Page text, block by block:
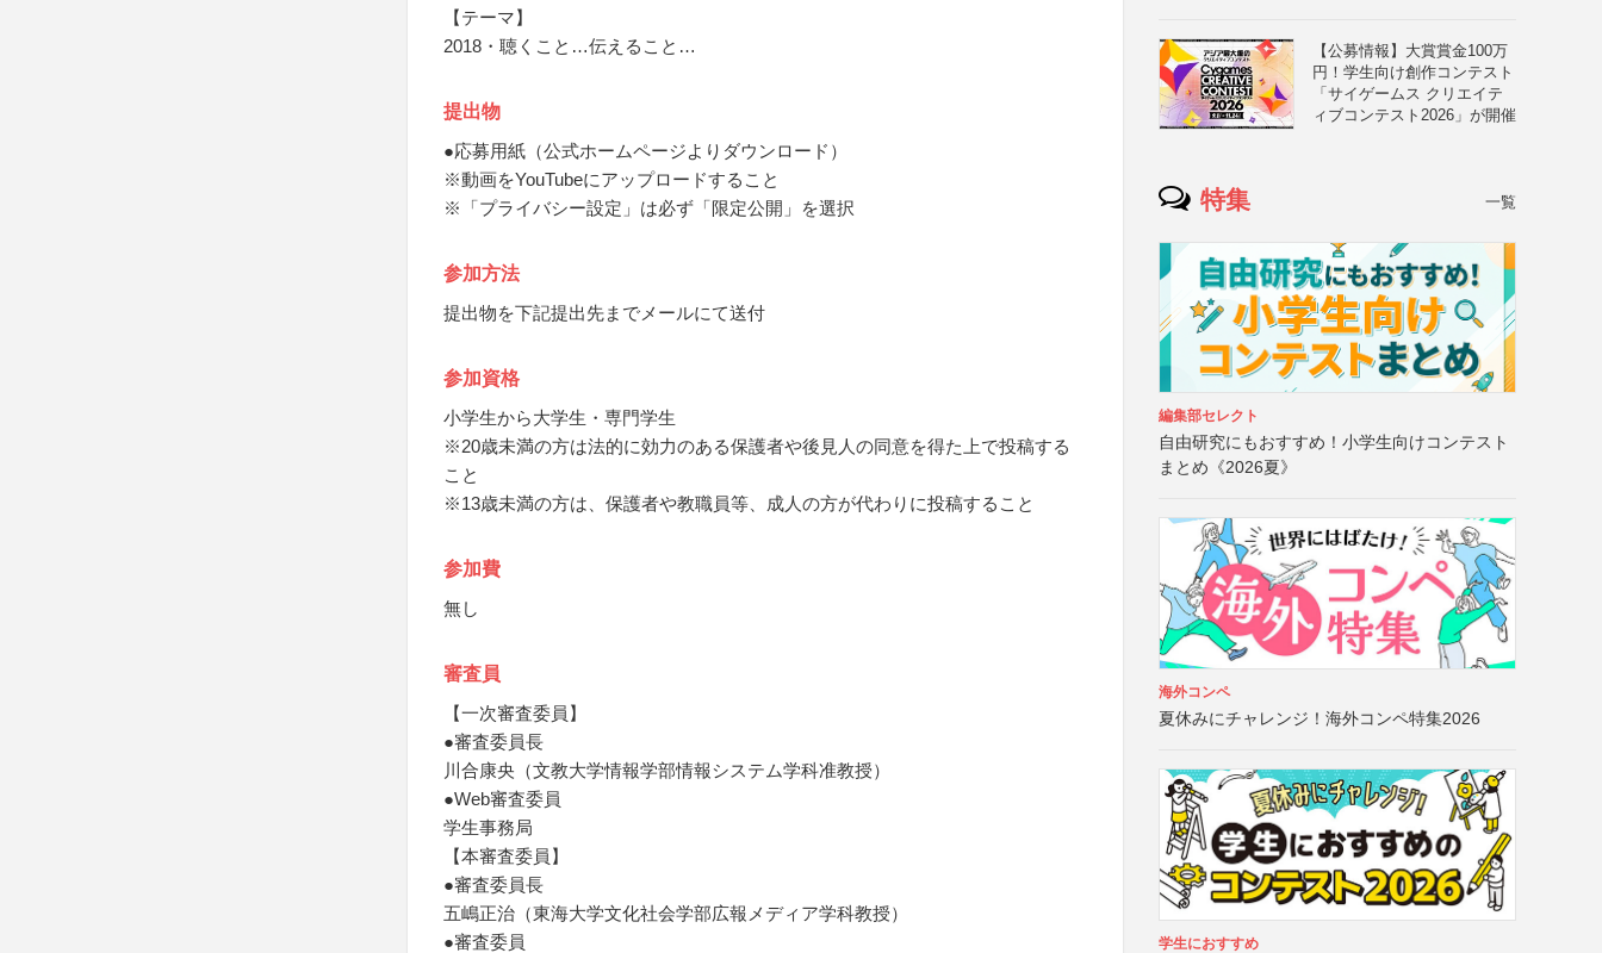
【テーマ】
2018・聴くこと…伝えること…
提出物
●応募用紙（公式ホームページよりダウンロード）
※動画をYouTubeにアップロードすること
※「プライバシー設定」は必ず「限定公開」を選択
参加方法
提出物を下記提出先までメールにて送付
参加資格
小学生から大学生・専門学生
※20歳未満の方は法的に効力のある保護者や後見人の同意を得た上で投稿する
こと
※13歳未満の方は、保護者や教職員等、成人の方が代わりに投稿すること
参加費
無し
審査員
【一次審査委員】
●審査委員長
川合康央（文教大学情報学部情報システム学科准教授）
●Web審査委員
学生事務局
【本審査委員】
●審査委員長
五嶋正治（東海大学文化社会学部広報メディア学科教授）
●審査委員
【公募情報】大賞賞金100万
円！学生向け創作コンテスト
「サイゲームス クリエイテ
ィブコンテスト2026」が開催
特集 一覧
編集部セレクト
自由研究にもおすすめ！小学生向けコンテスト
まとめ《2026夏》
海外コンペ
夏休みにチャレンジ！海外コンペ特集2026
学生におすすめ